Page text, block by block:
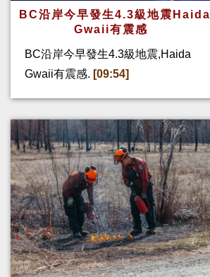
BC沿岸今早發生4.3級地震Haida
Gwaii有震感
BC沿岸今早發生4.3級地震,Haida
Gwaii有震感. [09:54]